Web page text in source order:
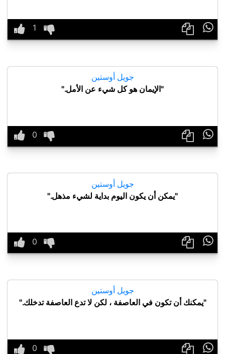

جويل أوستين
"الإيمان هو كل شيء عن الأمل."

جويل أوستين
"يمكن أن يكون اليوم بداية لشيء مذهل."

جويل أوستين
"يمكنك أن تكون في العاصفة ، لكن لا تدع العاصفة تدخلك."
